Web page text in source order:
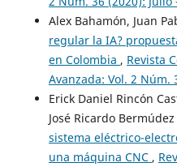
Alex Bahamón, Juan
regular la IA?
en Colombia , Revista
Avanzada: Vol. 2 Núm.
Erick Daniel Rincón
José Ricardo
sistema eléctrico-
una máquina CNC ,